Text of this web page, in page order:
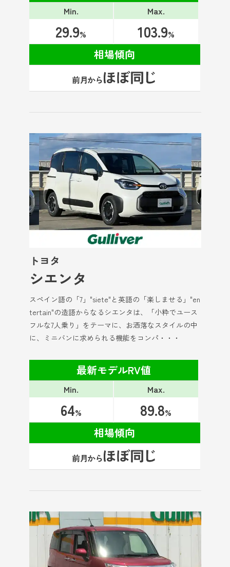
Min.
29.9%
Max.
103.9%
相場傾向
トヨタ
シエンタ
スペイン語の「7」"siete"と英語の「楽しませる」"en
tertain"の造語からなるシエンタは、「小粋でユース
フルな7人乗り」をテーマに、お洒落なスタイルの中
に、ミニバンに求められる機能をコンパ・・・
最新モデルRV値
Min.
64%
Max.
89.8%
相場傾向